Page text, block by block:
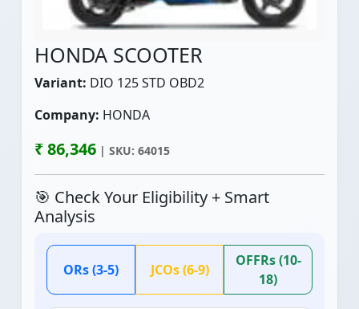
HONDA SCOOTER
Variant: DIO 125 STD OBD2
Company: HONDA
₹ 86,346 | SKU: 64015
🎯 Check Your Eligibility + Smart
Analysis
ORs (3-5) JCOs (6-9)
OFFRs (10-
18)